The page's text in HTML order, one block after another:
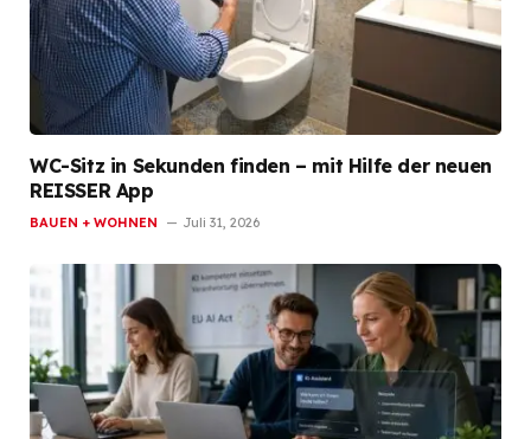
WC-Sitz in Sekunden finden – mit Hilfe der neuen
REISSER App
BAUEN + WOHNEN Juli 31, 2026